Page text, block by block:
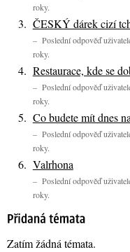
roky.
ČESKÝ dárek cizí
– Poslední odpověď
roky.
Restaurace, kde se
– Poslední odpověď
roky.
Co budete mít dnes
– Poslední odpověď
roky.
Valrhona
– Poslední odpověď
roky.
Zatím žádná témata.